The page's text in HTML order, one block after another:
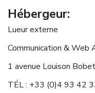
Hébergeur:
Lueur externe
Communication & Web
1 avenue Louison
TÉL : +33 (0)4 93 42